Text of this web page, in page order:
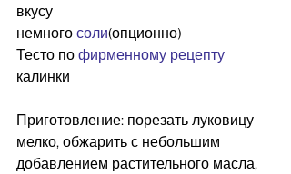
вкусу
немного соли(опционно)
Тесто по фирменному рецепту
калинки
Приготовление: порезать луковицу
мелко, обжарить с небольшим
добавлением растительного масла,